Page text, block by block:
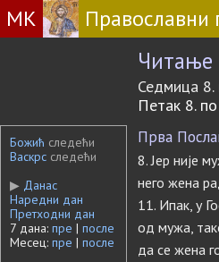
МК Православни
Читање
Седмица
Петак 8.
Божић следећи
Васкрс следећи
▶ Данас
Наредни дан
Претходни дан
7 дана: пре | после
Месец: пре | после
Прва
8. Јер није
него жена
11. Ипак, у
од мужа,
да се жена